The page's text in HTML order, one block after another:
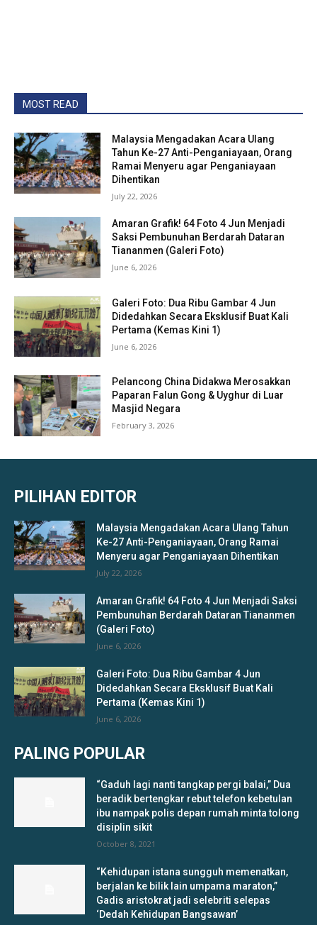
MOST READ
Malaysia Mengadakan Acara Ulang
Tahun Ke-27 Anti-Penganiayaan, Orang
Ramai Menyeru agar Penganiayaan
Dihentikan
July 22, 2026
Amaran Grafik! 64 Foto 4 Jun Menjadi
Saksi Pembunuhan Berdarah Dataran
Tiananmen (Galeri Foto)
June 6, 2026
Galeri Foto: Dua Ribu Gambar 4 Jun
Didedahkan Secara Eksklusif Buat Kali
Pertama (Kemas Kini 1)
June 6, 2026
Pelancong China Didakwa Merosakkan
Paparan Falun Gong & Uyghur di Luar
Masjid Negara
February 3, 2026
PILIHAN EDITOR
Malaysia Mengadakan Acara Ulang Tahun
Ke-27 Anti-Penganiayaan, Orang Ramai
Menyeru agar Penganiayaan Dihentikan
July 22, 2026
Amaran Grafik! 64 Foto 4 Jun Menjadi Saksi
Pembunuhan Berdarah Dataran Tiananmen
(Galeri Foto)
June 6, 2026
Galeri Foto: Dua Ribu Gambar 4 Jun
Didedahkan Secara Eksklusif Buat Kali
Pertama (Kemas Kini 1)
June 6, 2026
PALING POPULAR
“Gaduh lagi nanti tangkap pergi balai,” Dua
beradik bertengkar rebut telefon kebetulan
ibu nampak polis depan rumah minta tolong
disiplin sikit
October 8, 2021
“Kehidupan istana sungguh memenatkan,
berjalan ke bilik lain umpama maraton,”
Gadis aristokrat jadi selebriti selepas
‘Dedah Kehidupan Bangsawan’